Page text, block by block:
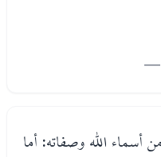
أسماء الله وصفاته: أما